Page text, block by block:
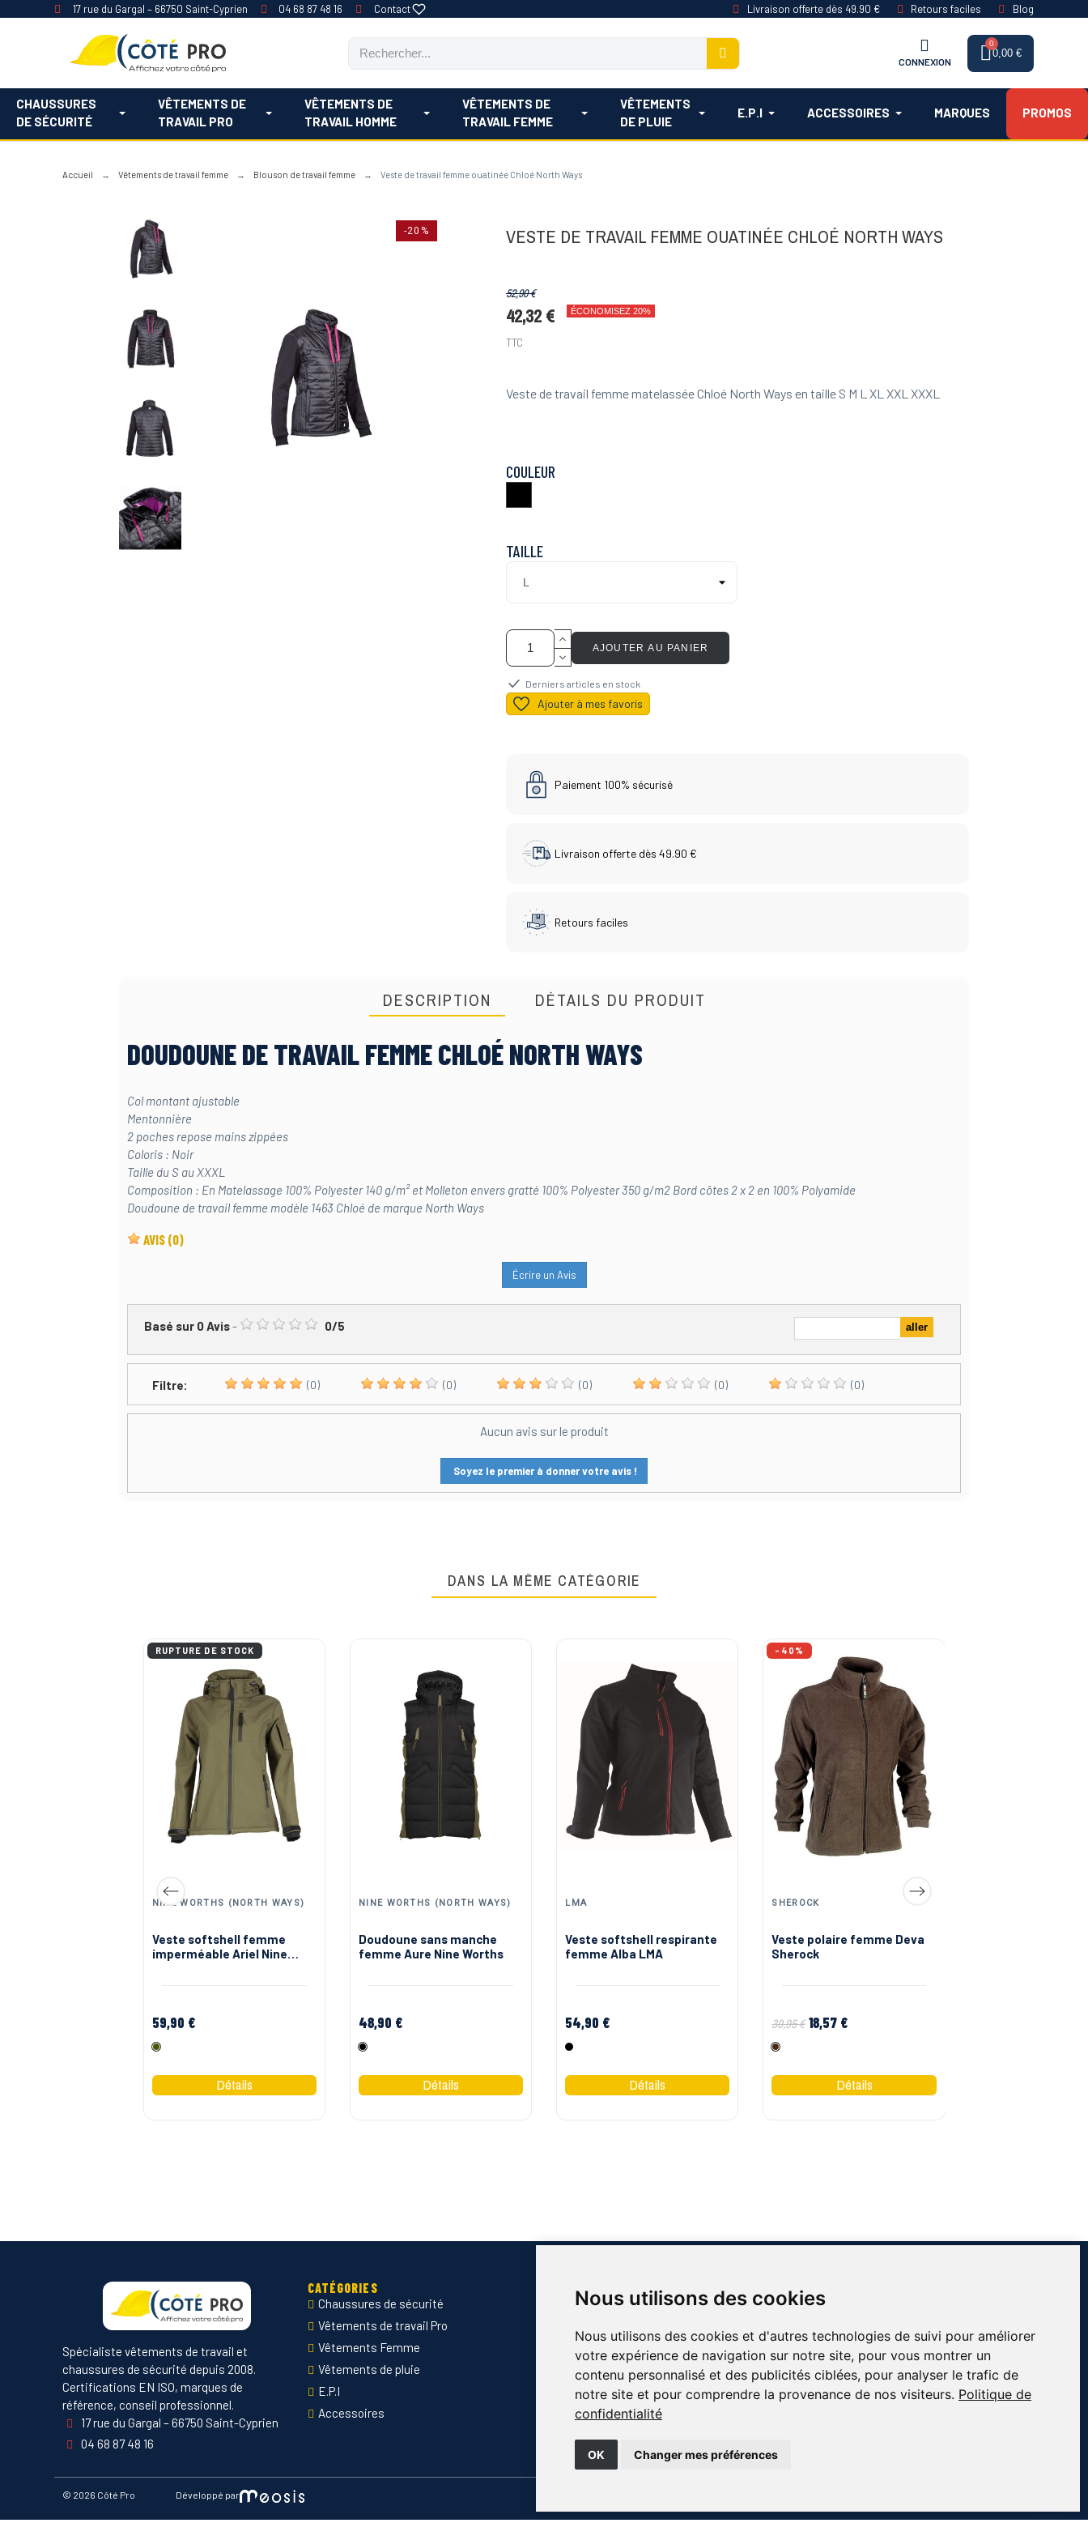
Nous utilisons des cookies
Nous utilisons des cookies et d'autres technologies de suivi pour améliorer
votre expérience de navigation sur notre site, pour vous montrer un
contenu personnalisé et des publicités ciblées, pour analyser le trafic de
notre site et pour comprendre la provenance de nos visiteurs. Politique de
confidentialité
OK Changer mes préférences
17 rue du Gargal – 66750 Saint-Cyprien 04 68 87 48 16 Contact Livraison offerte dès 49.90 € Retours faciles Blog
CONNEXION
0,00 €
CHAUSSURES
DE SÉCURITÉ
VÊTEMENTS DE
TRAVAIL PRO
VÊTEMENTS DE
TRAVAIL HOMME
VÊTEMENTS DE
TRAVAIL FEMME
VÊTEMENTS
DE PLUIE
E.P.I ACCESSOIRES MARQUES PROMOS
Accueil Vêtements de travail femme Blouson de travail femme Veste de travail femme ouatinée Chloé North Ways
-20% VESTE DE TRAVAIL FEMME OUATINÉE CHLOÉ NORTH WAYS
52,90 €
42,32 € ÉCONOMISEZ 20%
TTC
Veste de travail femme matelassée Chloé North Ways en taille S M L XL XXL XXXL
COULEUR
TAILLE
AJOUTER AU PANIER
Derniers articles en stock
Ajouter à mes favoris
Paiement 100% sécurisé
Livraison offerte dès 49.90 €
Retours faciles
DESCRIPTION DÉTAILS DU PRODUIT
DOUDOUNE DE TRAVAIL FEMME CHLOÉ NORTH WAYS
Col montant ajustable
Mentonnière
2 poches repose mains zippées
Coloris : Noir
Taille du S au XXXL
Composition : En Matelassage 100% Polyester 140 g/m² et Molleton envers gratté 100% Polyester 350 g/m2 Bord côtes 2 x 2 en 100% Polyamide
Doudoune de travail femme modèle 1463 Chloé de marque North Ways
AVIS (0)
Écrire un Avis
Basé sur 0Avis- 0/5
Filtre: (0) (0) (0) (0) (0)
Aucun avis sur le produit
Soyez le premier à donner votre avis !
DANS LA MÊME CATÉGORIE
NINE WORTHS (NORTH WAYS)
Veste softshell femme
imperméable Ariel Nine
59,90 €
Kaki
RUPTURE DE STOCK
NINE WORTHS (NORTH WAYS)
Doudoune sans manche
femme Aure Nine Worths
48,90 €
Noir
LMA
Veste softshell respirante
femme Alba LMA
54,90 €
Noir
SHEROCK
Veste polaire femme Deva
Sherock
30,95 € 18,57 €
Brun
-40%
Spécialiste vêtements de travail et
chaussures de sécurité depuis 2008.
Certifications EN ISO, marques de
référence, conseil professionnel.
17 rue du Gargal – 66750 Saint-Cyprien
04 68 87 48 16
CATÉGORIES
Chaussures de sécurité
Vêtements de travail Pro
Vêtements Femme
Vêtements de pluie
E.P.I
Accessoires
SERVICES
Devis B2B
Guide des tailles
Marquage des vêtements professionnels
Envoyer Mandats administratifs
Nouveautés
INFORMATIONS
Contact
Blog & conseils
Livraison & retour
Mentions légales
© 2026 Côté Pro Développé par